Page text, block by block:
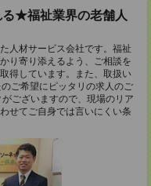
★福祉業界の老舗人
人材サービス会社です。福祉
り寄り添えるよう、ご相談を
得しています。また、取扱い
ご希望にピッタリの求人のご
ございますので、現場のリア
せてご自身では言いにくい条